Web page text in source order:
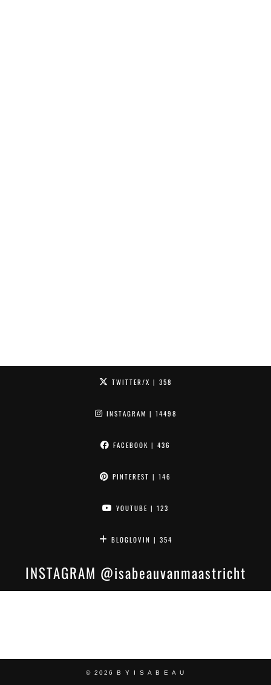
TWITTER/X | 358
INSTAGRAM | 14498
FACEBOOK | 436
PINTEREST | 146
YOUTUBE | 123
BLOGLOVIN | 354
INSTAGRAM @isabeauvanmaastricht
© 2026 B Y I S A B E A U